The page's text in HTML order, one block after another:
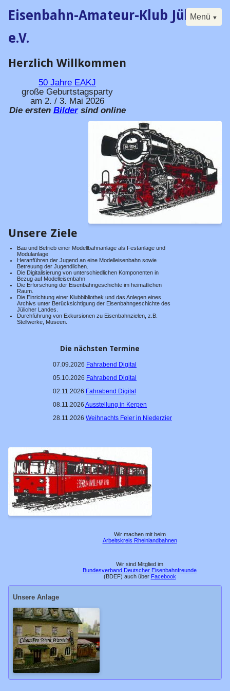
Menü
Eisenbahn-Amateur-Klub Jülich
e.V.
Navigation
Start
Buch
Forum
Bücherei
Presse
WDR
Ehrenpreis
50 Jahre EAKJ
40 Jahre EAKJ
30 Jahre EAKJ
Große Fahrzeuge
Vorbild-Fotos
02.05.2026
17.04.2016
17.11.2013
13.11.2011
20.10.2006
Awanst. Zunft
Bf Königsbach
Hp Malzmühle
Bf Warstein
Bf Bitburg
Herzlich Willkommen
50 Jahre EAKJ
große Geburtstagsparty
am 2. / 3. Mai 2026
Die ersten Bildersind online
Unsere Ziele
Bau und Betrieb einer Modellbahnanlage als Festanlage und
Modulanlage
Heranführen der Jugend an eine Modelleisenbahn sowie
Betreuung der Jugendlichen.
Die Digitalisierung von unterschiedlichen Komponenten in
Bezug auf Modelleisenbahn
Die Erforschung der Eisenbahngeschichte im heimatlichen
Raum.
Die Einrichtung einer Klubbibliothek und das Anlegen eines
Archivs unter Berücksichtigung der Eisenbahngeschichte des
Jülicher Landes.
Durchführung von Exkursionen zu Eisenbahnzielen, z.B.
Stellwerke, Museen.
Die nächsten Termine
07.09.2026 Fahrabend Digital
05.10.2026 Fahrabend Digital
02.11.2026 Fahrabend Digital
08.11.2026 Ausstellung in Kerpen
28.11.2026 Weihnachts Feier in Niederzier
Wir machen mit beim
Arbeitskreis Rheinlandbahnen
Wir sind Mitglied im
Bundesverband Deutscher Eisenbahnfreunde
(BDEF) auch über Facebook
Unsere Anlage